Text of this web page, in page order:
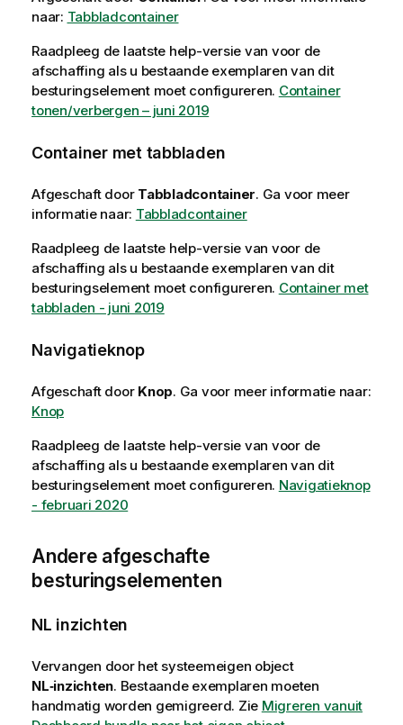
naar: Tabbladcontainer
Raadpleeg de laatste help-versie van voor de
afschaffing als u bestaande exemplaren van dit
besturingselement moet configureren. Container
tonen/verbergen – juni 2019
Container met tabbladen
Afgeschaft door Tabbladcontainer. Ga voor meer
informatie naar: Tabbladcontainer
Raadpleeg de laatste help-versie van voor de
afschaffing als u bestaande exemplaren van dit
besturingselement moet configureren. Container met
tabbladen - juni 2019
Navigatieknop
Afgeschaft door Knop. Ga voor meer informatie naar:
Knop
Raadpleeg de laatste help-versie van voor de
afschaffing als u bestaande exemplaren van dit
besturingselement moet configureren. Navigatieknop
- februari 2020
Andere afgeschafte
besturingselementen
NL inzichten
Vervangen door het systeemeigen object
NL‑inzichten. Bestaande exemplaren moeten
handmatig worden gemigreerd. Zie Migreren vanuit